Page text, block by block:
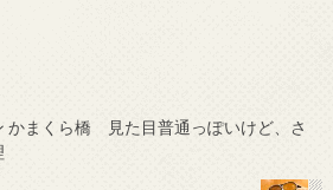
かまくら橋 見た目普通っぽいけど、さ